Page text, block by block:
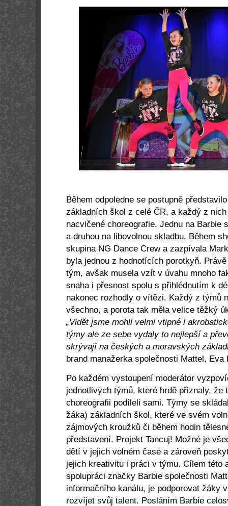
Během odpoledne se postupně
základních škol z celé ČR, a každý z
nacvičené choreografie. Jednu na Barbie
a druhou na libovolnou skladbu. Během
skupina NG Dance Crew a zazpívala
byla jednou z hodnotících porotkyň.
tým, avšak musela vzít v úvahu mnoho
snaha i přesnost spolu s přihlédnutím k
nakonec rozhodly o vítězi. Každý z týmů
všechno, a porota tak měla velice těžký
„Vidět jsme mohli velmi vtipné i
týmy ale ze sebe vydaly to nejlepší a
skrývají na českých a moravských
brand manažerka společnosti Mattel,
Po každém vystoupení moderátor
jednotlivých týmů, které hrdě přiznaly, že
choreografii podíleli sami. Týmy se
žáka) základních škol, které ve svém
zájmových kroužků či během hodin
představení. Projekt Tancuj! Možné je
dětí v jejich volném čase a zároveň
jejich kreativitu i práci v týmu. Cílem této
spolupráci značky Barbie společnosti
informačního kanálu, je podporovat žáky
rozvíjet svůj talent. Posláním Barbie